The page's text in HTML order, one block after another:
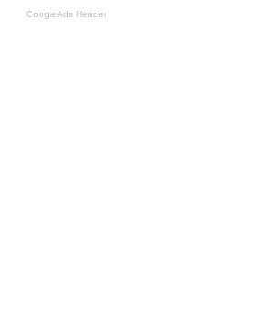
GoogleAds Header